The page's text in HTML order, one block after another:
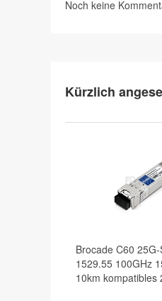
Noch keine
Kürzlich
Brocade C60
1529.55 100GHz
10km kompatibles